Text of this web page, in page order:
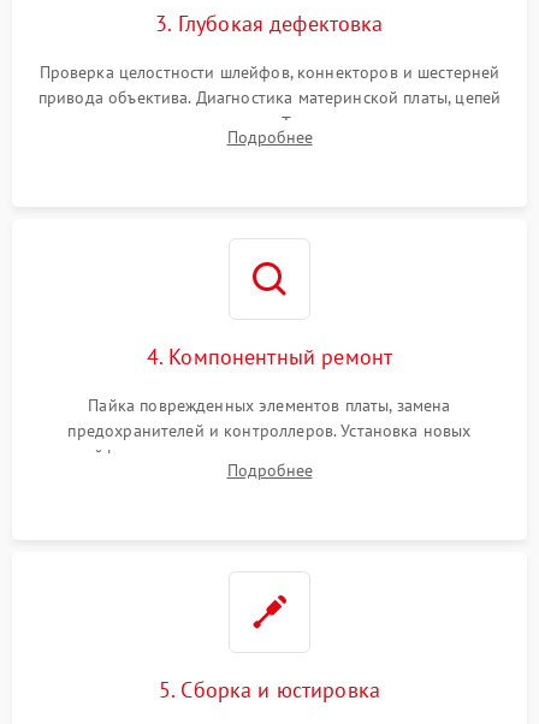
3. Глубокая дефектовка
Проверка целостности шлейфов, коннекторов и шестерней
привода объектива. Диагностика материнской платы, цепей
питания и картоприемника. Тестирование механизма
затвора и блока внутрикамерной стабилизации.
Подробнее
4. Компонентный ремонт
Пайка поврежденных элементов платы, замена
предохранителей и контроллеров. Установка новых
шлейфов, дисплея, механизма затвора или двигателя
автофокуса. Восстановление геометрии тубуса объектива
Подробнее
5. Сборка и юстировка